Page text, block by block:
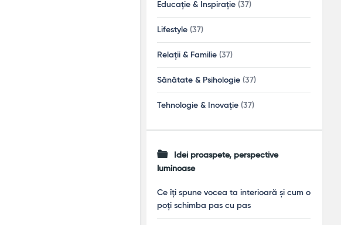
Educație & Inspirație (37)
Lifestyle (37)
Relații & Familie (37)
Sănătate & Psihologie (37)
Tehnologie & Inovație (37)
Idei proaspete, perspective
luminoase
Ce îți spune vocea ta interioară și cum o
poți schimba pas cu pas